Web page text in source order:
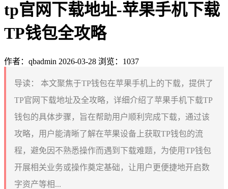
tp官网下载地址-苹果手机下载
TP钱包全攻略
作者：qbadmin 2026-03-28 浏览：1037
导读：
本文聚焦于TP钱包在苹果手机上的下载，提供了
TP官网下载地址及全攻略，详细介绍了苹果手机下载TP
钱包的具体步骤，旨在帮助用户顺利完成下载，通过该
攻略，用户能清晰了解在苹果设备上获取TP钱包的流
程，避免因不熟悉操作而遇到下载难题，为使用TP钱包
开展相关业务或操作奠定基础，让用户更便捷地开启数
字资产等相...